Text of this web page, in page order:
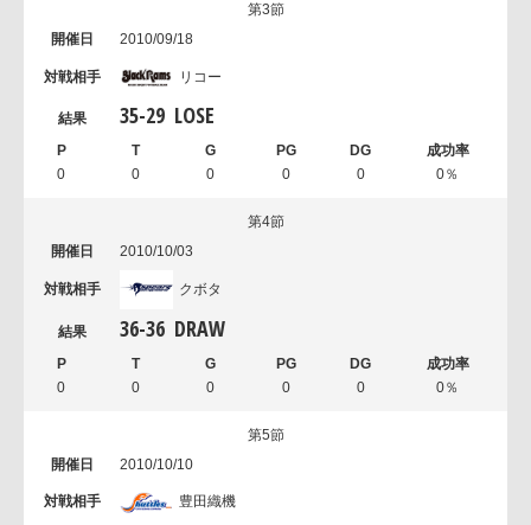
第3節
2010/09/18
リコー
35-29 LOSE
0 0 0 0 0 0％
第4節
2010/10/03
クボタ
36-36 DRAW
0 0 0 0 0 0％
第5節
2010/10/10
豊田織機